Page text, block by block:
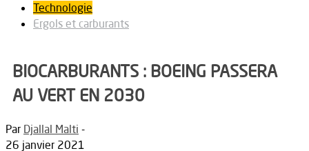
Technologie
Ergols et carburants
BIOCARBURANTS : BOEING PASSERA
AU VERT EN 2030
Par Djallal Malti -
26 janvier 2021